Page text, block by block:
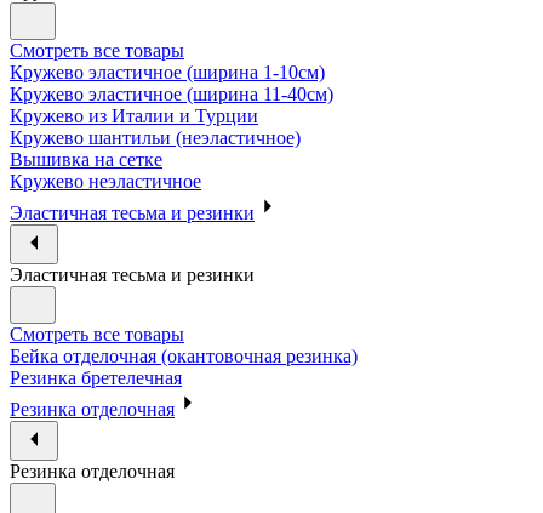
Смотреть все товары
Кружево эластичное (ширина 1-10см)
Кружево эластичное (ширина 11-40см)
Кружево из Италии и Турции
Кружево шантильи (неэластичное)
Вышивка на сетке
Кружево неэластичное
Эластичная тесьма и резинки
Эластичная тесьма и резинки
Смотреть все товары
Бейка отделочная (окантовочная резинка)
Резинка бретелечная
Резинка отделочная
Резинка отделочная